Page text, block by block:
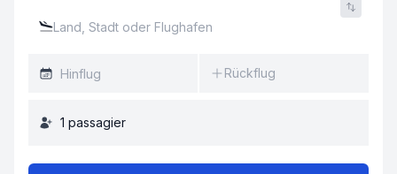
Rückflug
1 passagier